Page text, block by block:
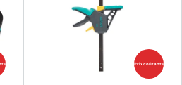
Prix coûtants